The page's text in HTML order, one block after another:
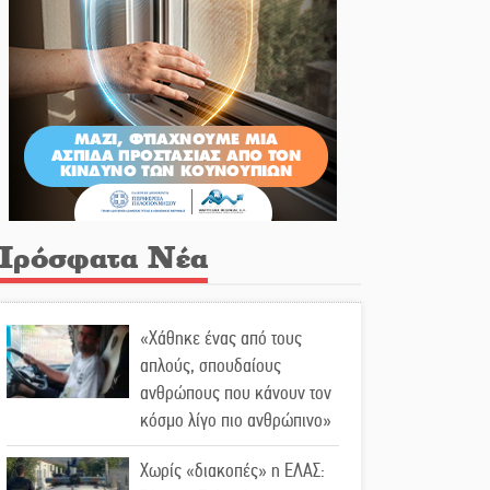
Νέα
«Χάθηκε ένας από τους
απλούς, σπουδαίους
ανθρώπους που κάνουν τον
κόσμο λίγο πιο ανθρώπινο»
Χωρίς «διακοπές» η ΕΛΑΣ: